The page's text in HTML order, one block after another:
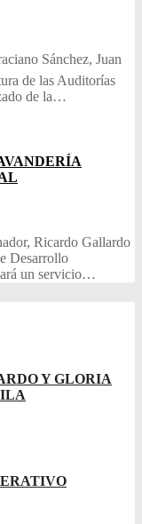
Sánchez, Juan
de las Auditorías
de la…
Ricardo Gallardo
Desarrollo
un servicio…
Y GLORIA